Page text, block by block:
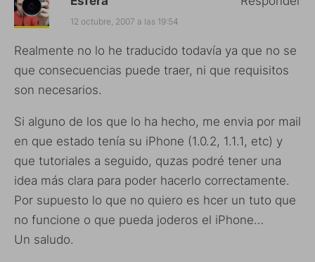
12 octubre, 2007 a las 19:54
Realmente no lo he traducido todavía ya que no se
que consecuencias puede traer, ni que requisitos
son necesarios.
Si alguno de los que lo ha hecho, me envia por mail
en que estado tenía su iPhone (1.0.2, 1.1.1, etc) y
que tutoriales a seguido, quzas podré tener una
idea más clara para poder hacerlo correctamente.
Por supuesto lo que no quiero es hcer un tuto que
no funcione o que pueda joderos el iPhone…
Un saludo.